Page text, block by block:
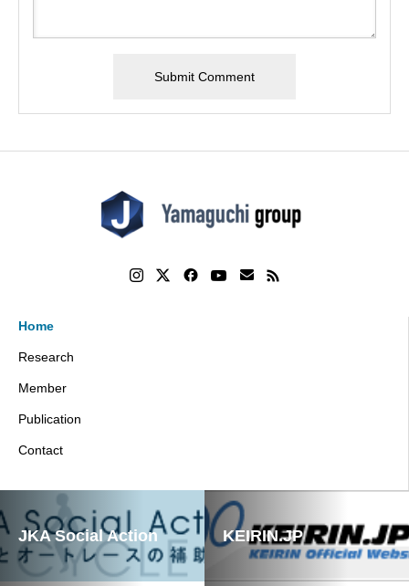
Home
Research
Member
Publication
Contact
JKA Social Action KEIRIN.JP